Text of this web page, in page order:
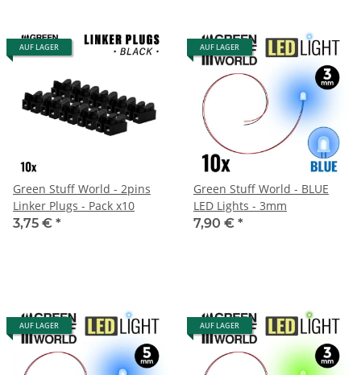
AUF LAGER
Green Stuff World - 2pins
Linker Plugs - Pack x10
3,75 € *
AUF LAGER
Green Stuff World - BLUE
LED Lights - 3mm
7,90 € *
AUF LAGER AUF LAGER